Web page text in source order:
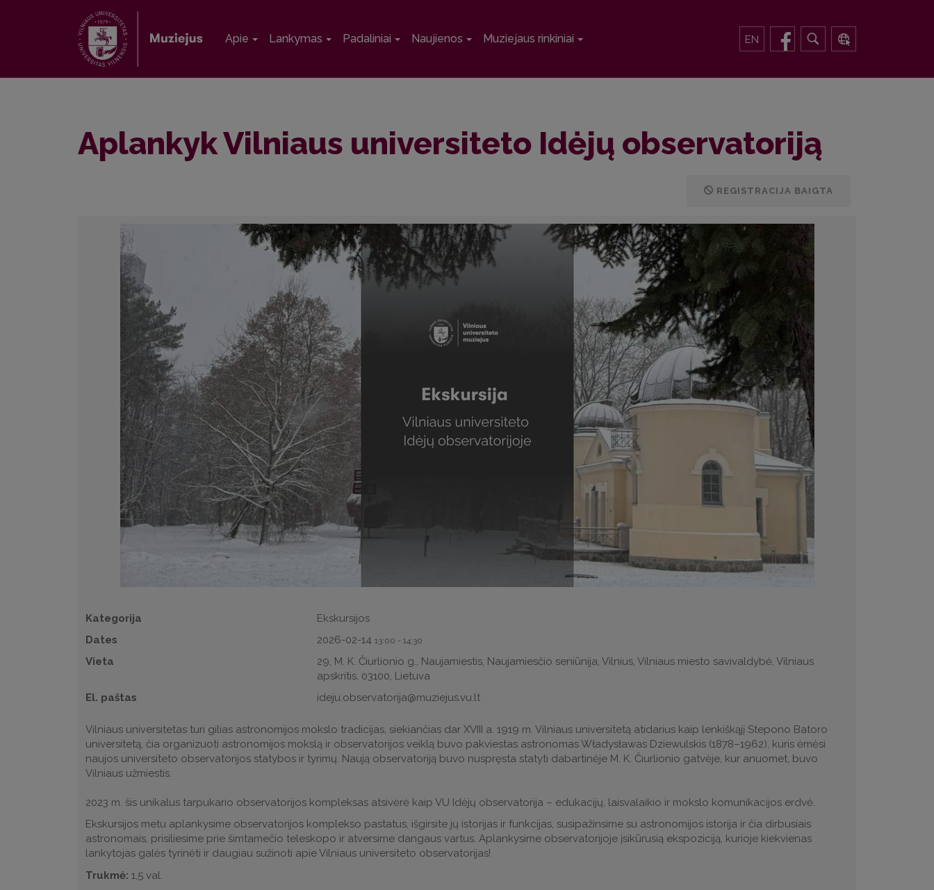
Apie Lankymas Padaliniai Naujienos Muziejaus rinkiniai EN
Aplankyk Vilniaus universiteto Idėjų observatoriją
REGISTRACIJA BAIGTA
Kategorija
Ekskursijos
Dates
2026-02-14 13:00 -14:30
Vieta
29, M. K. Čiurlionio g., Naujamiestis, Naujamiesčio seniūnija, Vilnius, Vilniaus miesto savivaldybė, Vilniaus
apskritis, 03100, Lietuva
El. paštas
ideju.observatorija@muziejus.vu.lt
Vilniaus universitetas turi gilias astronomijos mokslo tradicijas, siekiančias dar XVIII a. 1919 m. Vilniaus universitetą atidarius kaip lenkiškąjį Stepono Batoro
universitetą, čia organizuoti astronomijos mokslą ir observatorijos veiklą buvo pakviestas astronomas Władysławas Dziewulskis (1878–1962), kuris ėmėsi
naujos universiteto observatorijos statybos ir tyrimų. Naują observatoriją buvo nuspręsta statyti dabartinėje M. K. Čiurlionio gatvėje, kur anuomet, buvo
Vilniaus užmiestis.
2023 m. šis unikalus tarpukario observatorijos kompleksas atsivėrė kaip VU Idėjų observatorija – edukacijų, laisvalaikio ir mokslo komunikacijos erdvė.
Ekskursijos metu aplankysime observatorijos komplekso pastatus, išgirsite jų istorijas ir funkcijas, susipažinsime su astronomijos istorija ir čia dirbusiais
astronomais, prisiliesime prie šimtamečio teleskopo ir atversime dangaus vartus. Aplankysime observatorijoje įsikūrusią ekspoziciją, kurioje kiekvienas
lankytojas galės tyrinėti ir daugiau sužinoti apie Vilniaus universiteto observatorijas!
Trukmė:1,5 val.